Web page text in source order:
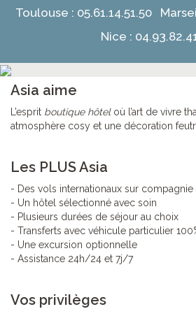
Toulouse : 05.61.14.51.50
Nice :
Asia aime
L’esprit boutique hôteloù l’art de vivre
atmosphère cosy et une décoration
Les PLUS Asia
- Des vols internationaux sur
- Un hôtel sélectionné avec soin
- Plusieurs durées de séjour au choix
- Transferts avec véhicule particulier
- Une excursion optionnelle
- Assistance 24h/24 et 7j/7
Vos privilèges